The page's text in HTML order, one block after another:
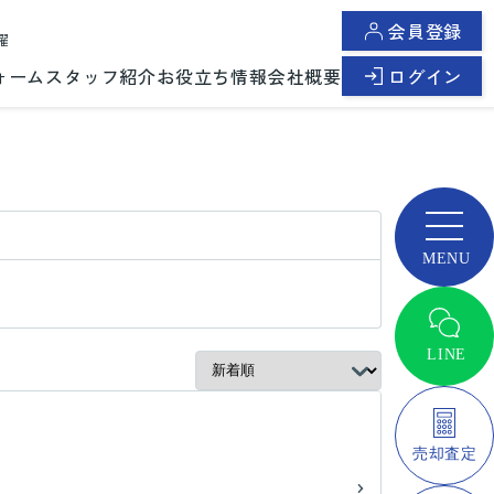
ーム スタッフ紹介お役立ち情報会社概要
会員登録
ログイン